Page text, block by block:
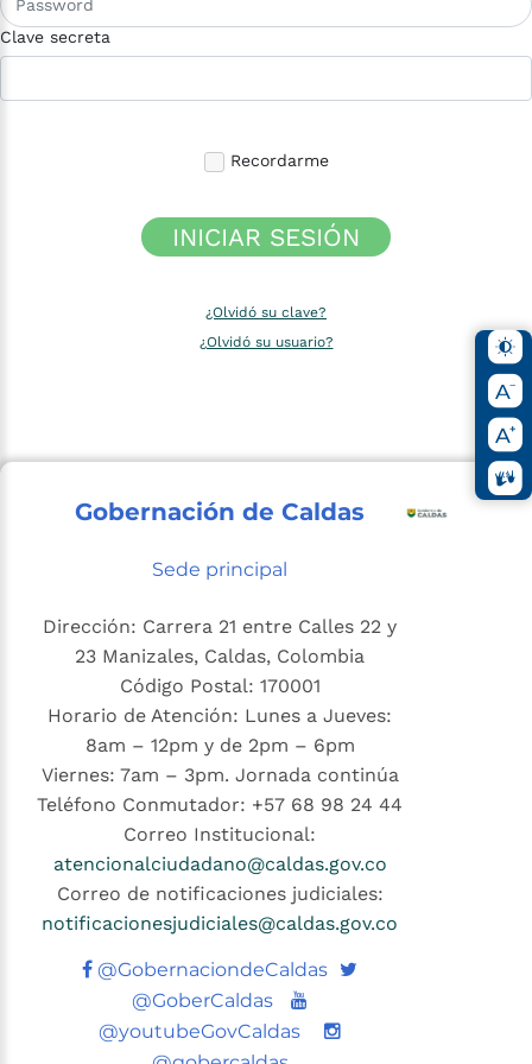
Clave secreta
Recordarme
INICIAR SESIÓN
¿Olvidó su clave?
¿Olvidó su usuario?
Gobernación de Caldas
Sede principal
Dirección: Carrera 21 entre Calles 22 y
23 Manizales, Caldas, Colombia
Código Postal: 170001
Horario de Atención: Lunes a Jueves:
8am – 12pm y de 2pm – 6pm
Viernes: 7am – 3pm. Jornada continúa
Teléfono Conmutador: +57 68 98 24 44
Correo Institucional:
atencionalciudadano@caldas.gov.co
Correo de notificaciones judiciales:
notificacionesjudiciales@caldas.gov.co
@GobernaciondeCaldas Twitter
@GoberCaldas
Youtube
@youtubeGovCaldas